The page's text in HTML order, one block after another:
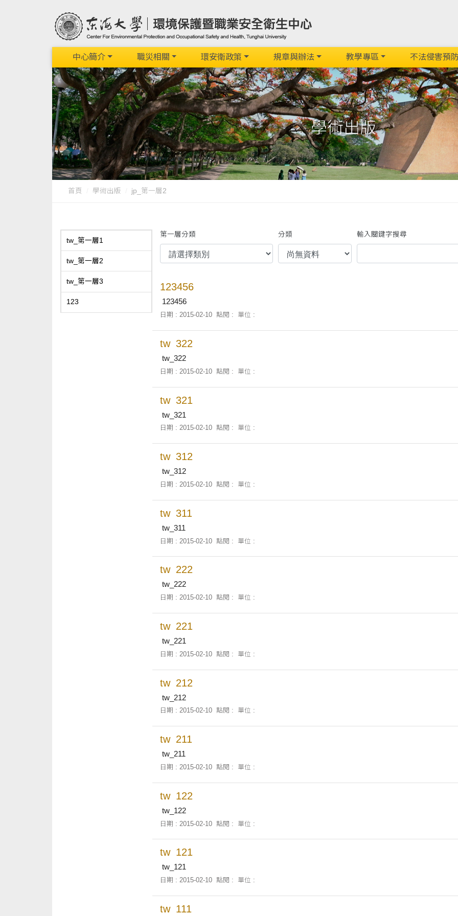
中心簡介 職災相關 環安衛政策 規章與辦法 教學專區 不法侵害預
學術出版
首頁 學術出版 jp_第一層2
tw_第一層1
tw_第一層2
tw_第一層3
123
第一層分類 分類 輸入關鍵字搜尋
123456
123456
日期 : 2015-02-10 點閱 : 單位 :
tw_322
tw_322
日期 : 2015-02-10 點閱 : 單位 :
tw_321
tw_321
日期 : 2015-02-10 點閱 : 單位 :
tw_312
tw_312
日期 : 2015-02-10 點閱 : 單位 :
tw_311
tw_311
日期 : 2015-02-10 點閱 : 單位 :
tw_222
tw_222
日期 : 2015-02-10 點閱 : 單位 :
tw_221
tw_221
日期 : 2015-02-10 點閱 : 單位 :
tw_212
tw_212
日期 : 2015-02-10 點閱 : 單位 :
tw_211
tw_211
日期 : 2015-02-10 點閱 : 單位 :
tw_122
tw_122
日期 : 2015-02-10 點閱 : 單位 :
tw_121
tw_121
日期 : 2015-02-10 點閱 : 單位 :
tw_111